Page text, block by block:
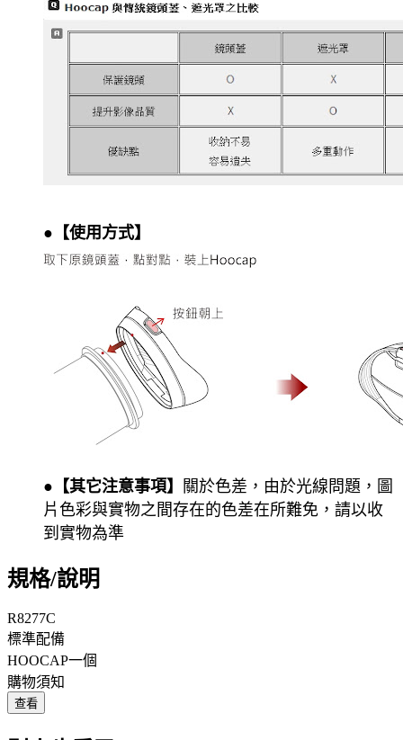
●【使用方式】
●【其它注意事項】 關於色差，由於光線問題，圖
片色彩與實物之間存在的色差在所難免，請以收
到實物為準
規格/說明
R8277C
標準配備
HOOCAP一個
購物須知
查看